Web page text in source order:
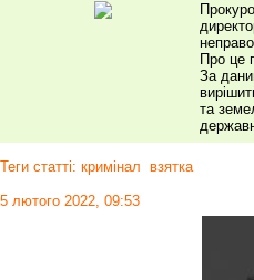
Про це
За
та
Теги статті: кримінал взятка
5 лютого 2022, 09:53